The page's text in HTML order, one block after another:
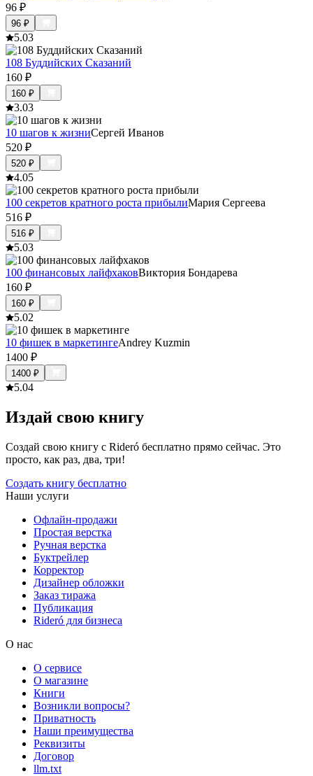
96 ₽
96 ₽
5.03
108 Буддийских Сказаний
160 ₽
160 ₽
3.03
10 шагов к жизниСергей Иванов
520 ₽
520 ₽
4.05
100 секретов кратного роста прибылиМария Сергеева
516 ₽
516 ₽
5.03
100 финансовых лайфхаковВиктория Бондарева
160 ₽
160 ₽
5.02
10 фишек в маркетингеAndrey Kuzmin
1400 ₽
1400 ₽
5.04
Издай свою книгу
Создай свою книгу с Rideró бесплатно прямо сейчас. Это
просто, как раз, два, три!
Создать книгу бесплатно
Наши услуги
Офлайн-продажи
Простая верстка
Ручная верстка
Буктрейлер
Корректор
Дизайнер обложки
Заказ тиража
Публикация
Rideró для бизнеса
О нас
О сервисе
О магазине
Книги
Возникли вопросы?
Приватность
Наши преимущества
Реквизиты
Договор
llm.txt